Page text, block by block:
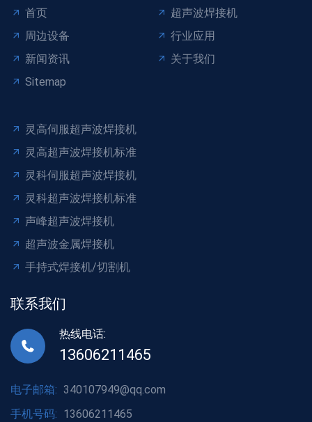
首页
超声波焊接机
周边设备
行业应用
新闻资讯
关于我们
Sitemap
灵高伺服超声波焊接机
灵高超声波焊接机标准
灵科伺服超声波焊接机
灵科超声波焊接机标准
声峰超声波焊接机
超声波金属焊接机
手持式焊接机/切割机
联系我们
热线电话:
13606211465
电子邮箱: 340107949@qq.com
手机号码: 13606211465